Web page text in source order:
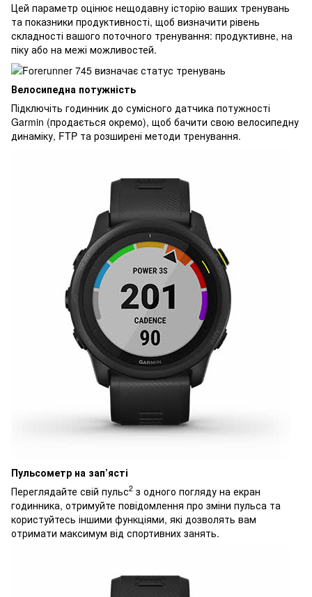
Цей параметр оцінює нещодавну історію ваших тренувань
та показники продуктивності, щоб визначити рівень
складності вашого поточного тренування: продуктивне, на
піку або на межі можливостей.
Велосипедна потужність
Підключіть годинник до сумісного датчика потужності
Garmin (продається окремо), щоб бачити свою велосипедну
динаміку, FTP та розширені методи тренування.
Пульсометр на зап’ясті
Переглядайте свій пульс2 з одного погляду на екран
годинника, отримуйте повідомлення про зміни пульса та
користуйтесь іншими функціями, які дозволять вам
отримати максимум від спортивних занять.